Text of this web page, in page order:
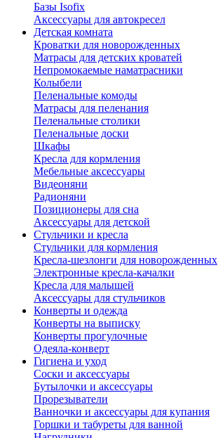
Базы Isofix
Аксессуары для автокресел
Детская комната
Кроватки для новорожденных
Матрасы для детских кроватей
Непромокаемые наматрасники
Колыбели
Пеленальные комоды
Матрасы для пеленания
Пеленальные столики
Пеленальные доски
Шкафы
Кресла для кормления
Мебельные аксессуары
Видеоняни
Радионяни
Позиционеры для сна
Аксессуары для детской
Стульчики и кресла
Стульчики для кормления
Кресла-шезлонги для новорожденных
Электронные кресла-качалки
Кресла для малышей
Аксессуары для стульчиков
Конверты и одежда
Конверты на выписку
Конверты прогулочные
Одеяла-конверт
Гигиена и уход
Соски и аксессуары
Бутылочки и аксессуары
Прорезыватели
Ванночки и аксессуары для купания
Горшки и табуреты для ванной